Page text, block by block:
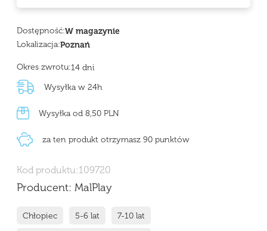
Dostępność:W magazynie
Lokalizacja:Poznań
Okres zwrotu:14 dni
za ten produkt otrzymasz 90 punktów
Wysyłka w 24h
Wysyłka od 8,50 PLN
Kod produktu:109720
Producent: MalPlay
Chłopiec 5-6 lat 7-10 lat